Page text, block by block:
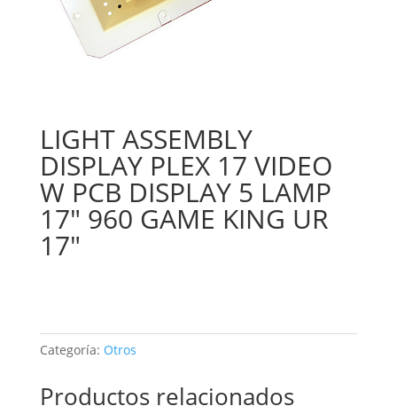
LIGHT ASSEMBLY
DISPLAY PLEX 17 VIDEO
W PCB DISPLAY 5 LAMP
17″ 960 GAME KING UR
17″
Categoría: Otros
Productos relacionados